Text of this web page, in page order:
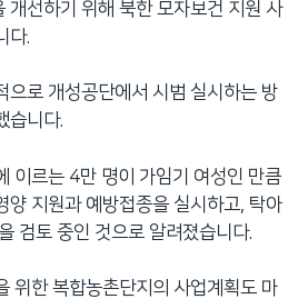
개선하기 위해 북한 모자보건 지원 사
다.
으로 개성공단에서 시범 실시하는 방
습니다.
이르는 4만 명이 가임기 여성인 만큼
양 지원과 예방접종을 실시하고, 탁아
검토 중인 것으로 알려졌습니다.
위한 복합농촌단지의 사업계획도 마